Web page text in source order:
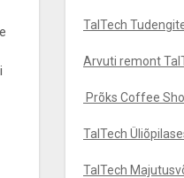
TalTech
Arvuti remont
Prõks Coffee
TalTech
TalTech